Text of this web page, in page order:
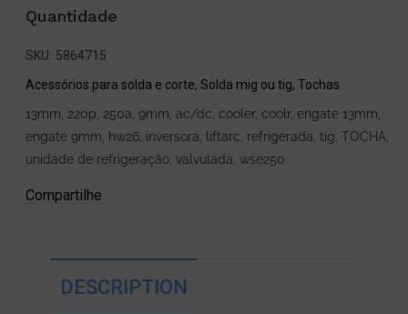
Quantidade
SKU: 5864715
Acessórios para solda e corte, Solda mig ou tig, Tochas
13mm 220p 250a 9mm ac/dc cooler, coolr, engate 13mm
engate 9mm
hw26 inversora liftarc refrigerada tig TOCHA
unidade de refrigeração valvulada wse250
Compartilhe
DESCRIPTION